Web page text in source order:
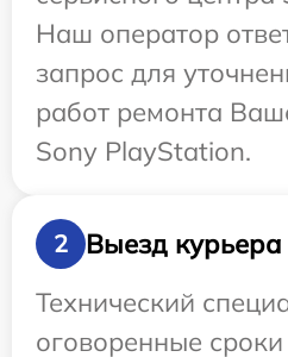
Наш оператор
запрос для
работ ремонта
Sony PlayStation.
2
Выезд курьера
Технический
оговоренные